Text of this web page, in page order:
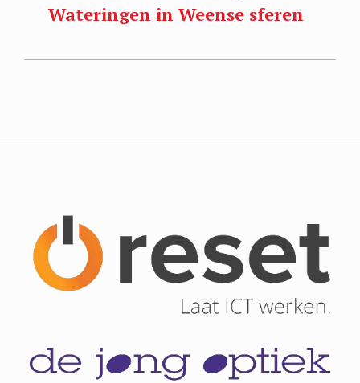
Wateringen in Weense sferen